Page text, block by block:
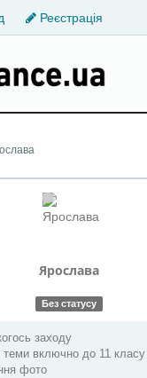
Реєстрація
Ярослава
Без статусу
заходу
теми включно до 11 класу
фото